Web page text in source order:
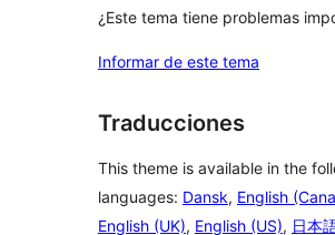
¿Este tema tiene problemas
Informar de este tema
Traducciones
This theme is available in the
languages: Dansk, English
English (UK), English (US), 日本